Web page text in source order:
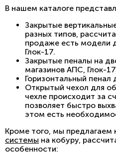
В нашем каталоге
Закрытые
разных типов,
продаже есть модели
Глок-17.
Закрытые пеналы на
магазинов АПС, Глок-
Горизонтальный
Открытый чехол для
чехле происходит за
позволяет быстро
этом есть
Кроме того, мы предлагаем
системы на кобуру,
особенности: